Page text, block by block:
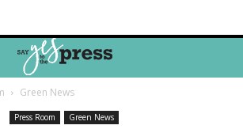
Green News
Press Room Green News